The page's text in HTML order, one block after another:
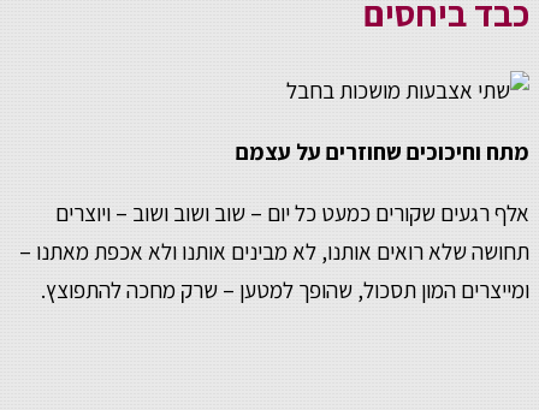
כבד ביחסים
מתח וחיכוכים שחוזרים על עצמם
אלף רגעים שקורים כמעט כל יום – שוב ושוב ושוב – ויוצרים
תחושה שלא רואים אותנו, לא מבינים אותנו ולא אכפת מאתנו –
ומייצרים המון תסכול, שהופך למטען – שרק מחכה להתפוצץ.